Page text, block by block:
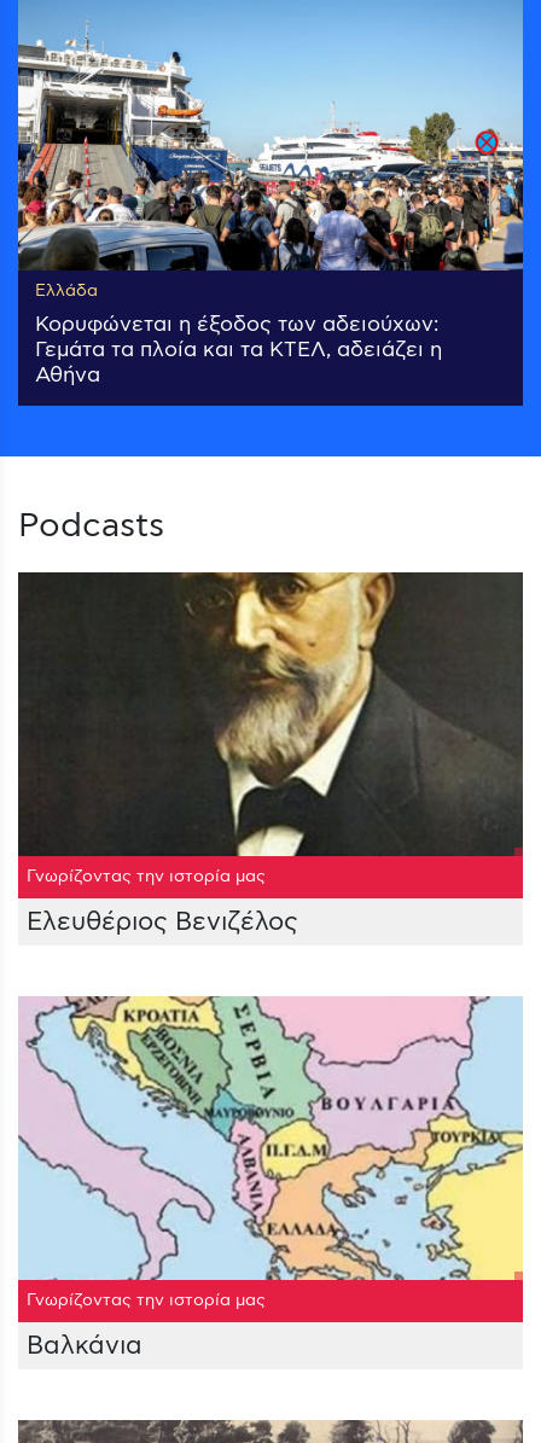
Ελλάδα
Κορυφώνεται η έξοδος των αδειούχων:
Γεμάτα τα πλοία και τα ΚΤΕΛ, αδειάζει η
Αθήνα
Podcasts
Γνωρίζοντας την ιστορία μας
Ελευθέριος Βενιζέλος
Γνωρίζοντας την ιστορία μας
Βαλκάνια